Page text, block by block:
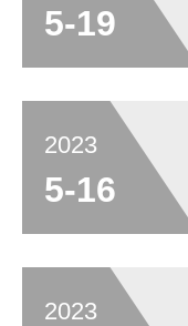
5-19
2023
5-16
2023